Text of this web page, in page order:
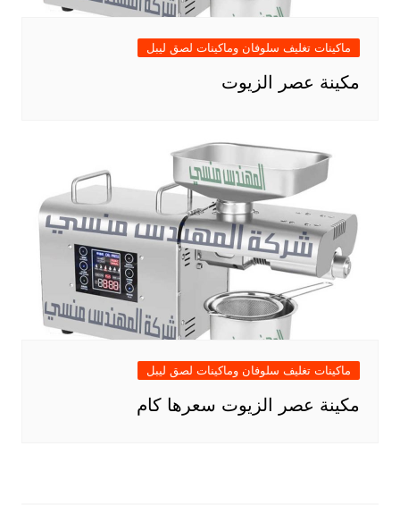
ماكينات تغليف سلوفان وماكينات لصق ليبل
مكينة عصر الزيوت
ماكينات تغليف سلوفان وماكينات لصق ليبل
مكينة عصر الزيوت سعرها كام